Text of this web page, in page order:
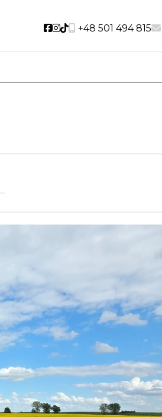
Social link
Social link
Social link
+48 501 494 815